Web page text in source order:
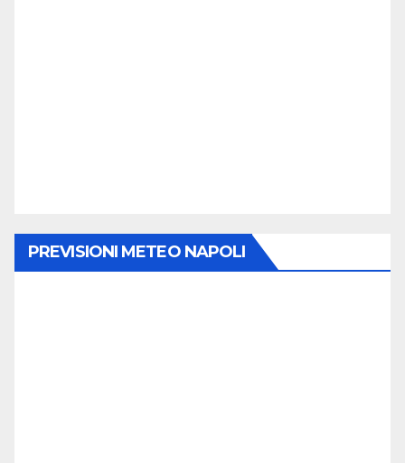
PREVISIONI METEO NAPOLI